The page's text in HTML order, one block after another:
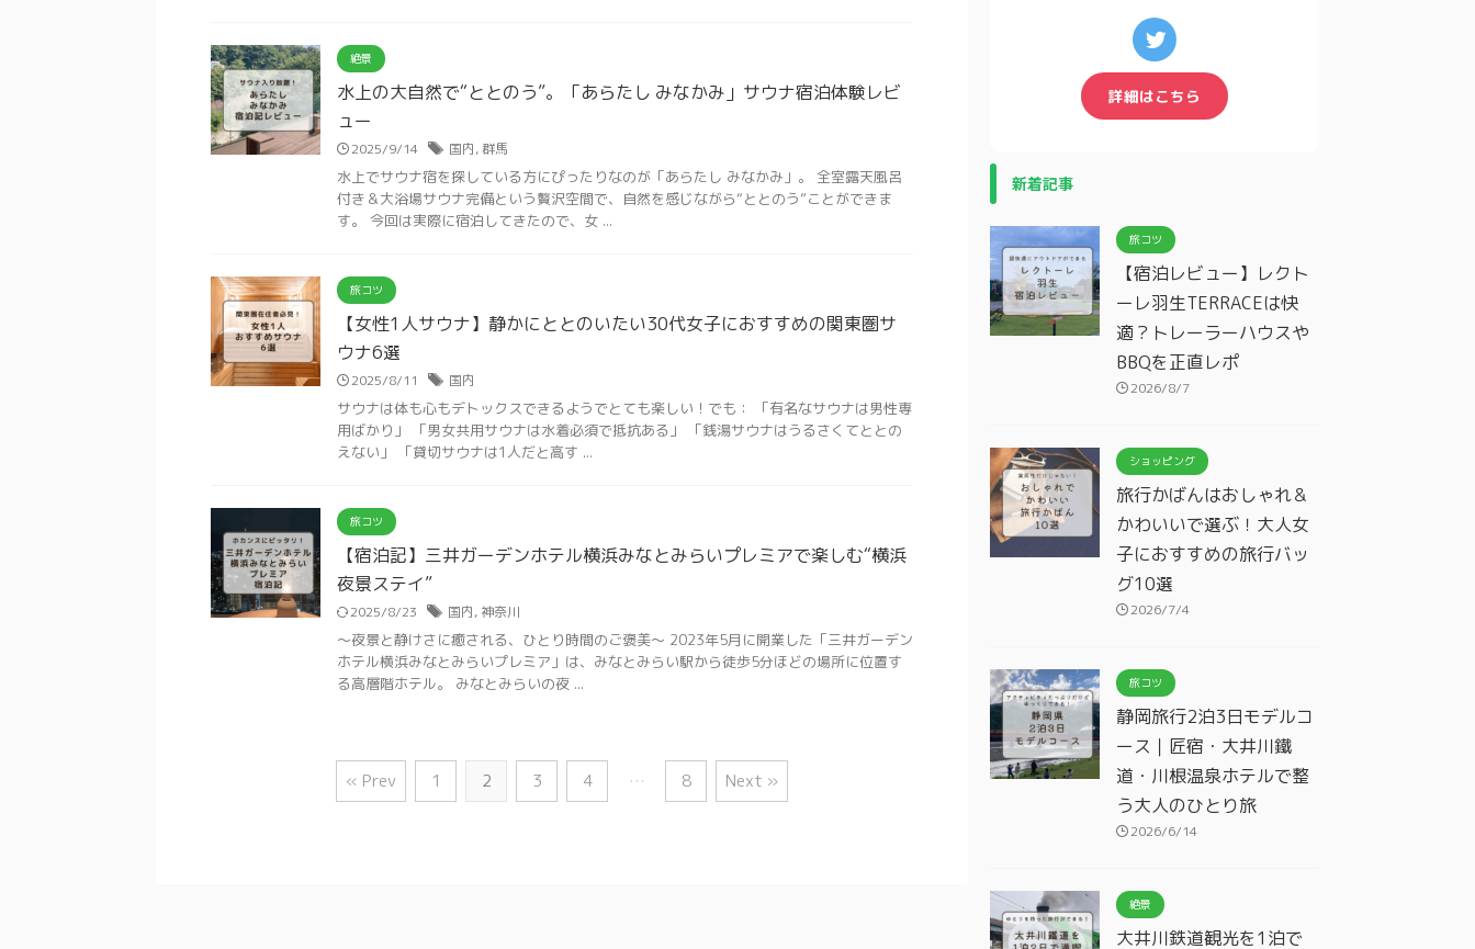
絶景
水上の大自然で“ととのう”。「あらたし みなかみ」サウナ宿泊体験レビ
ュー
2025/9/14 国内,群馬
水上でサウナ宿を探している方にぴったりなのが「あらたし みなかみ」。 全室露天風呂
付き＆大浴場サウナ完備という贅沢空間で、自然を感じながら“ととのう”ことができま
す。 今回は実際に宿泊してきたので、女 ...
旅コツ
【女性1人サウナ】静かにととのいたい30代女子におすすめの関東圏サ
ウナ6選
2025/8/11 国内
サウナは体も心もデトックスできるようでとても楽しい！でも： 「有名なサウナは男性専
用ばかり」 「男女共用サウナは水着必須で抵抗ある」 「銭湯サウナはうるさくてととの
えない」 「貸切サウナは1人だと高す ...
旅コツ
【宿泊記】三井ガーデンホテル横浜みなとみらいプレミアで楽しむ“横浜
夜景ステイ”
2025/8/23 国内, 神奈川
〜夜景と静けさに癒される、ひとり時間のご褒美〜 2023年5月に開業した「三井ガーデン
ホテル横浜みなとみらいプレミア」は、みなとみらい駅から徒歩5分ほどの場所に位置す
る高層階ホテル。 みなとみらいの夜 ...
« Prev 1 2 3 4 … 8 Next »
詳細はこちら
新着記事
旅コツ
【宿泊レビュー】レクト
ーレ羽生TERRACEは快
適？トレーラーハウスや
BBQを正直レポ
2026/8/7
ショッピング
旅行かばんはおしゃれ＆
かわいいで選ぶ！大人女
子におすすめの旅行バッ
グ10選
2026/7/4
旅コツ
静岡旅行2泊3日モデルコ
ース｜匠宿・大井川鐵
道・川根温泉ホテルで整
う大人のひとり旅
2026/6/14
絶景
大井川鉄道観光を1泊で